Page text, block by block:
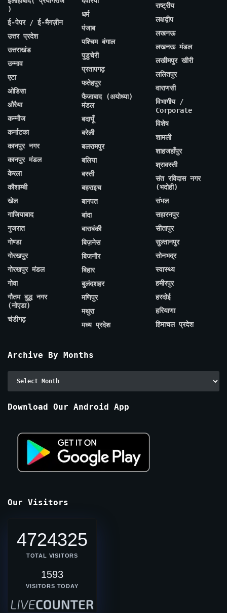
)
ई-पेपर / ई-मैगज़ीन
उत्तर प्रदेश
उत्तराखंड
उन्नाव
एटा
ओडिसा
औरैया
कन्नौज
कर्नाटका
कानपुर नगर
कानपुर मंडल
केरला
कौशाम्बी
खेल
गाजियाबाद
गुजरात
गोण्डा
गोरखपुर
गोरखपुर मंडल
गोवा
गौतम बुद्ध नगर
(नोएडा)
चंडीगढ़
धर्म
पंजाब
पश्चिम बंगाल
पुडुचेरी
प्रतापगढ़
फतेहपुर
फैजाबाद (अयोध्या)
मंडल
बदायूँ
बरेली
बलरामपुर
बलिया
बस्ती
बहराइच
बागपत
बांदा
बाराबंकी
बिज़नेस
बिजनौर
बिहार
बुलंदशहर
मणिपुर
मथुरा
मध्य प्रदेश
राष्ट्रीय
लक्षद्वीप
लखनऊ
लखनऊ मंडल
लखीमपुर खीरी
ललितपुर
वाराणसी
विभागीय /
Corporate
विशेष
शामली
शाहजहाँपुर
श्रावस्ती
संत रविदास नगर
(भदोही)
संभल
सहारनपुर
सीतापुर
सुल्तानपुर
सोनभद्र
स्वास्थ्य
हमीरपुर
हरदोई
हरियाणा
हिमाचल प्रदेश
Archive By Months
Download Our Android App
Our Visitors
4724325
TOTAL VISITORS
1593
VISITORS TODAY